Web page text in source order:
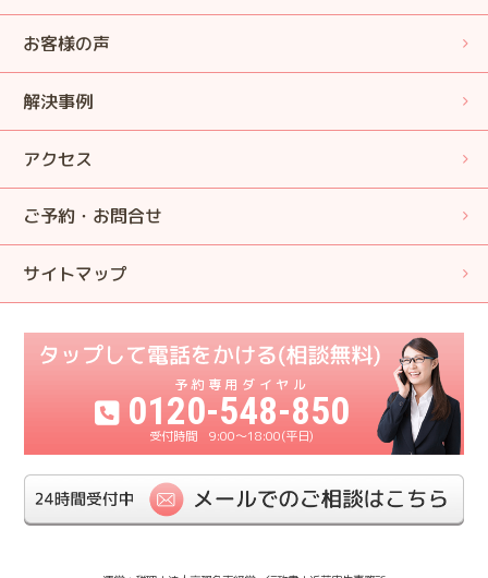
お客様の声
解決事例
アクセス
ご予約・お問合せ
サイトマップ
0120-548-850
9:00〜18:00(平日)